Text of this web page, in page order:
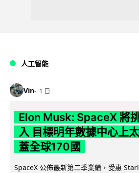
人工智能
Vin 1 日
Elon Musk: SpaceX 將
入 目標明年數據中心上
蓋全球170國
SpaceX 公佈最新第二季業績，受惠